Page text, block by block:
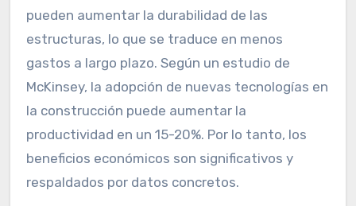
pueden aumentar la durabilidad de las
estructuras, lo que se traduce en menos
gastos a largo plazo. Según un estudio de
McKinsey, la adopción de nuevas tecnologías en
la construcción puede aumentar la
productividad en un 15-20%. Por lo tanto, los
beneficios económicos son significativos y
respaldados por datos concretos.